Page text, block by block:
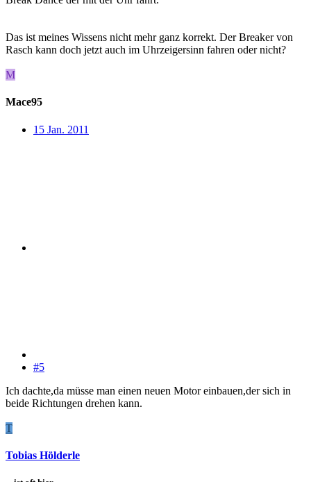
Das ist meines Wissens nicht mehr ganz korrekt. Der Breaker von
Rasch kann doch jetzt auch im Uhrzeigersinn fahren oder nicht?
M
Mace95
15 Jan. 2011
#5
Ich dachte,da müsse man einen neuen Motor einbauen,der sich in
beide Richtungen drehen kann.
T
Tobias Hölderle